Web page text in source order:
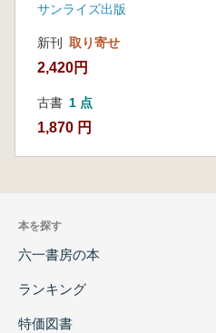
サンライズ出版
新刊 取り寄せ
2,420円
古書 1 点
1,870 円
本を探す
六一書房の本
ランキング
特価図書